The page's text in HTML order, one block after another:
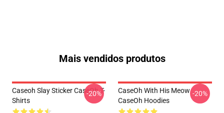
Mais vendidos produtos
Caseoh Slay Sticker CaseOh T-
Shirts
-20%
CaseOh With His Meow
CaseOh Hoodies
-20%